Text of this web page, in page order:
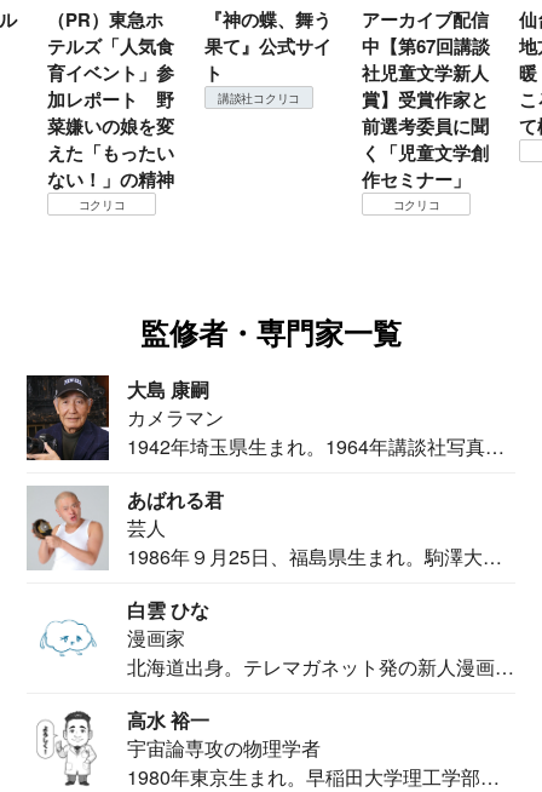
（PR）東急ホ
テルズ「人気食
育イベント」参
加レポート 野
菜嫌いの娘を変
えた「もったい
ない！」の精神
コクリコ
『神の蝶、舞う
果て』公式サイ
ト
講談社コクリコ
アーカイブ配信
中【第67回講談
社児童文学新人
賞】受賞作家と
前選考委員に聞
く「児童文学創
作セミナー」
コクリコ
仙
地
て
監修者・専門家一覧
大島 康嗣
カメラマン
1942年埼玉県生まれ。1964年講談社写真部
あばれる君
芸人
1986年９月25日、福島県生まれ。駒澤大学
白雲 ひな
漫画家
北海道出身。テレマガネット発の新人漫画
高水 裕一
宇宙論専攻の物理学者
1980年東京生まれ。早稲田大学理工学部物